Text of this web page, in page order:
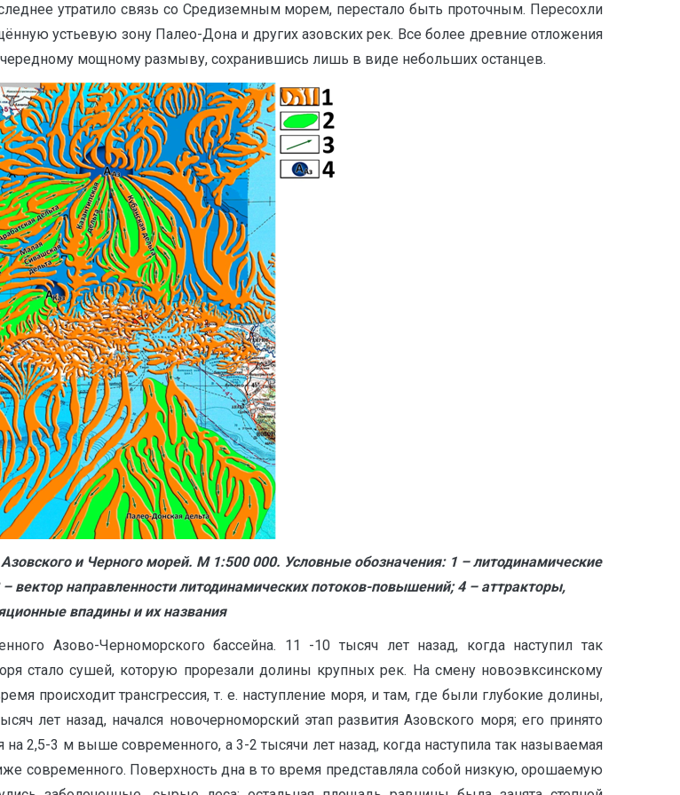
утратило связь со Средиземным морем, перестало быть проточным. Пересохли
устьевую зону Палео-Дона и других азовских рек. Все более древние отложения
мощному размыву, сохранившись лишь в виде небольших останцев.
и Черного морей. М 1:500 000. Условные обозначения: 1 – литодинамические
направленности литодинамических потоков-повышений; 4 – аттракторы,
впадины и их названия
Азово-Черноморского бассейна. 11 -10 тысяч лет назад, когда наступил так
стало сушей, которую прорезали долины крупных рек. На смену новоэвксинскому
происходит трансгрессия, т. е. наступление моря, и там, где были глубокие долины,
лет назад, начался новочерноморский этап развития Азовского моря; его принято
2,5-3 м выше современного, а 3-2 тысячи лет назад, когда наступила так называемая
современного. Поверхность дна в то время представляла собой низкую, орошаемую